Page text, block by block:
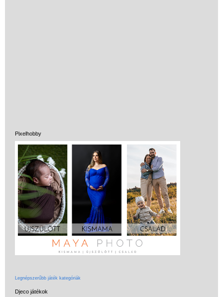
Pixelhobby
Legnépszerűbb játék kategóriák
Djeco játékok